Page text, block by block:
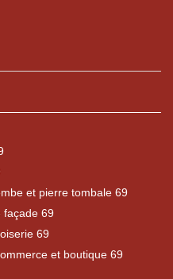
et pierre tombale 69
façade 69
69
et boutique 69